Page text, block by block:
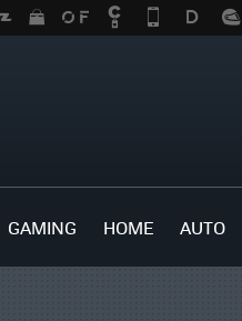
GAMING HOME AUTO